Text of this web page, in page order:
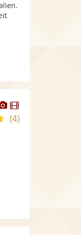
bereit.
5
Sternen
Dieser
Künstler
stellt
Dieser
Künstler
4,9(4)